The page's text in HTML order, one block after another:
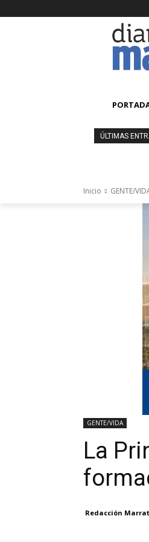
ÚLTIMAS
Inicio GENTE/
GENTE/VIDA
La
Redacción